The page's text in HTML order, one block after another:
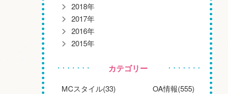
2018年
2017年
2016年
2015年
カテゴリー
MCスタイル(33)
OA情報(555)